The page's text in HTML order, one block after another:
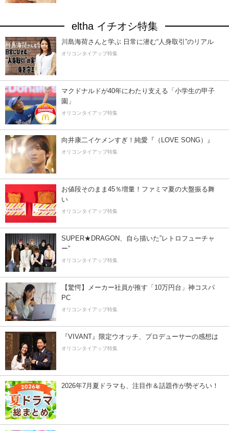
eltha イチオシ特集
川島海荷さんと学ぶ 日常に潜む“人身取引”のリアル
オリコンタイアップ特集
マクドナルドが40年にわたり支える「小学生の甲子
園」
オリコンタイアップ特集
向井康二イケメンすぎ！純愛『（LOVE SONG）』
オリコンタイアップ特集
お値段そのまま45％増量！ファミマ夏の大盤振る舞
い
オリコンタイアップ特集
SUPER★DRAGON、自ら描いた”レトロフューチャ
ー”
オリコンタイアップ特集
【驚愕】メーカー社員が推す「10万円台」神コスパ
PC
オリコンタイアップ特集
『VIVANT』限定ウオッチ、プロデューサーの感想は
オリコンタイアップ特集
2026年7月夏ドラマも、注目作＆話題作が勢ぞろい！